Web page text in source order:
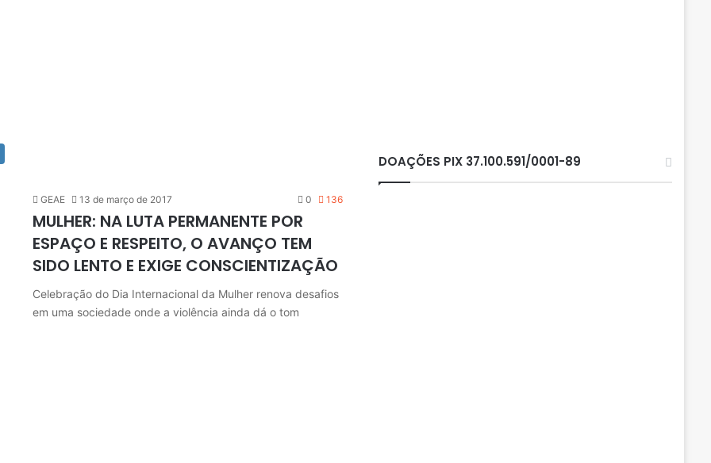
GEAE 13 de março de 2017 0 136
MULHER: NA LUTA PERMANENTE POR
ESPAÇO E RESPEITO, O AVANÇO TEM
SIDO LENTO E EXIGE CONSCIENTIZAÇÃO
Celebração do Dia Internacional da Mulher renova desafios
em uma sociedade onde a violência ainda dá o tom
DOAÇÕES PIX 37.100.591/0001-89